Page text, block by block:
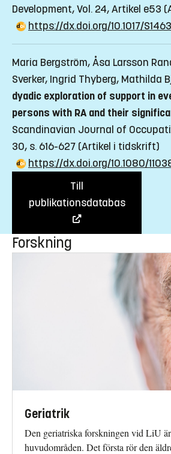
Development, Vol. 24, Artikel e53
https://dx.doi.org/10.1017/
Maria Bergström, Åsa Larsson
Sverker, Ingrid Thyberg, Mathilda
dyadic exploration of support in
persons with RA and their
Scandinavian Journal of
30, s. 616-627 (Artikel i tidskrift)
https://dx.doi.org/10.1080/
Till
publikationsdatabas
Forskning
Geriatrik
Den geriatriska forskningen vid LiU
huvudområden. Det första rör den